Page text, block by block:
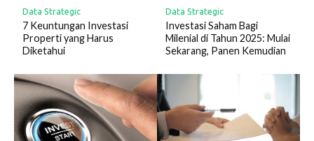
Data Strategic
7 Keuntungan Investasi
Properti yang Harus
Diketahui
Data Strategic
Investasi Saham Bagi
Milenial di Tahun 2025: Mulai
Sekarang, Panen Kemudian